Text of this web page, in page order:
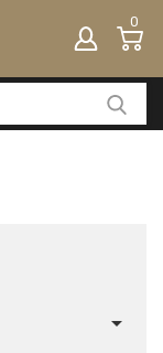
0
